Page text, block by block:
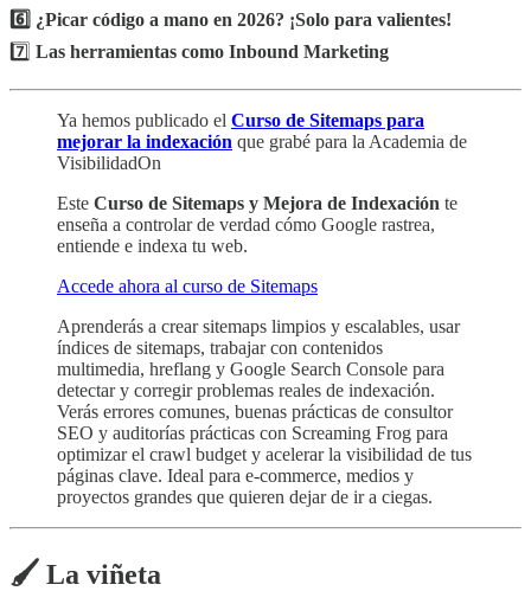
6️⃣ ¿Picar código a mano en 2026? ¡Solo para valientes!
7️⃣ Las herramientas como Inbound Marketing
Ya hemos publicado el Curso de Sitemaps para
mejorar la indexación que grabé para la Academia de
VisibilidadOn
Este Curso de Sitemaps y Mejora de Indexación te
enseña a controlar de verdad cómo Google rastrea,
entiende e indexa tu web.
Accede ahora al curso de Sitemaps
Aprenderás a crear sitemaps limpios y escalables, usar
índices de sitemaps, trabajar con contenidos
multimedia, hreflang y Google Search Console para
detectar y corregir problemas reales de indexación.
Verás errores comunes, buenas prácticas de consultor
SEO y auditorías prácticas con Screaming Frog para
optimizar el crawl budget y acelerar la visibilidad de tus
páginas clave. Ideal para e-commerce, medios y
proyectos grandes que quieren dejar de ir a ciegas.
🖌️ La viñeta